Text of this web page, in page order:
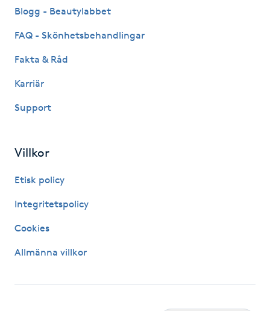
Nagelförlängning akryl
Nagelförlängning gelé
Nagelklippning
Blogg - Beautylabbet
FAQ - Skönhetsbehandlingar
Fakta & Råd
Karriär
Support
Villkor
Etisk policy
Integritetspolicy
Cookies
Allmänna villkor